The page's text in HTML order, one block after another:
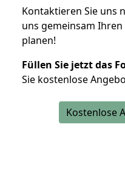
Kontaktieren Sie uns
uns gemeinsam
planen!
Füllen Sie jetzt das
Sie kostenlose
Kostenlose